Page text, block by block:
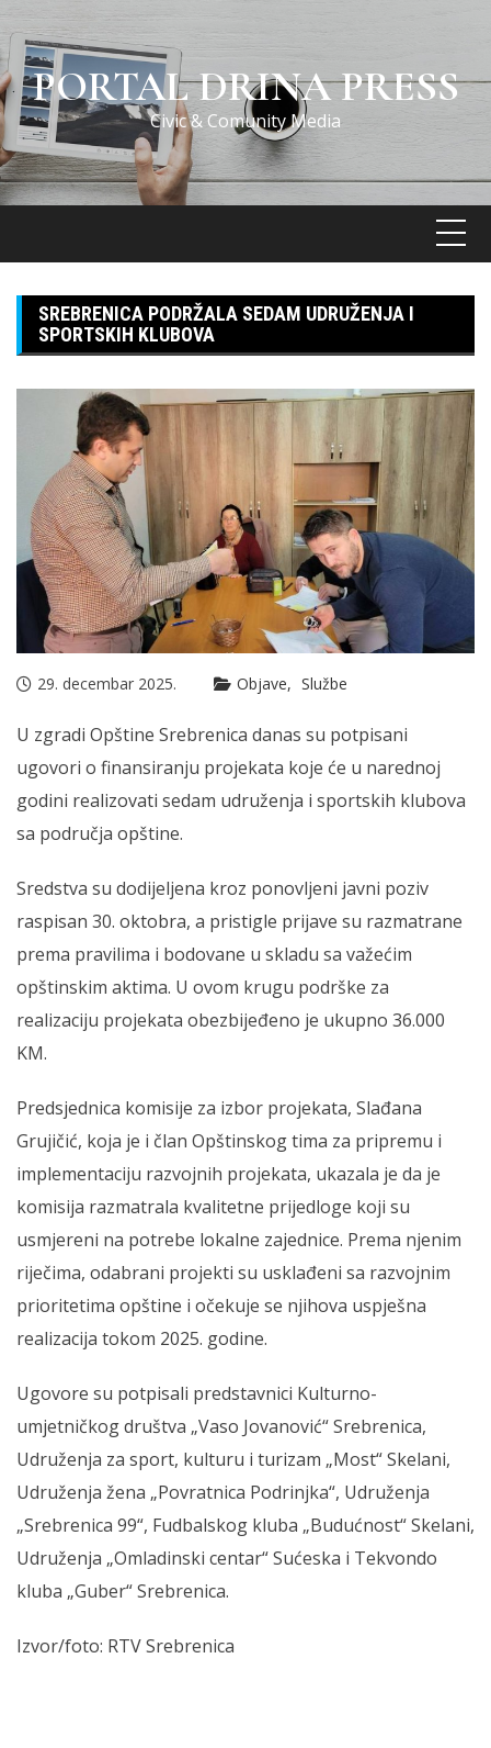
Skip
to
contentPORTAL DRINA PRESS
Civic & Comunity Media
SREBRENICA PODRŽALA SEDAM UDRUŽENJA I
SPORTSKIH KLUBOVA
29. decembar 2025. Objave Službe
U zgradi Opštine Srebrenica danas su potpisani
ugovori o finansiranju projekata koje će u narednoj
godini realizovati sedam udruženja i sportskih klubova
sa područja opštine.
Sredstva su dodijeljena kroz ponovljeni javni poziv
raspisan 30. oktobra, a pristigle prijave su razmatrane
prema pravilima i bodovane u skladu sa važećim
opštinskim aktima. U ovom krugu podrške za
realizaciju projekata obezbijeđeno je ukupno 36.000
KM.
Predsjednica komisije za izbor projekata, Slađana
Grujičić, koja je i član Opštinskog tima za pripremu i
implementaciju razvojnih projekata, ukazala je da je
komisija razmatrala kvalitetne prijedloge koji su
usmjereni na potrebe lokalne zajednice. Prema njenim
riječima, odabrani projekti su usklađeni sa razvojnim
prioritetima opštine i očekuje se njihova uspješna
realizacija tokom 2025. godine.
Ugovore su potpisali predstavnici Kulturno-
umjetničkog društva „Vaso Jovanović“ Srebrenica,
Udruženja za sport, kulturu i turizam „Most“ Skelani,
Udruženja žena „Povratnica Podrinjka“, Udruženja
„Srebrenica 99“, Fudbalskog kluba „Budućnost“ Skelani,
Udruženja „Omladinski centar“ Sućeska i Tekvondo
kluba „Guber“ Srebrenica.
Izvor/foto: RTV Srebrenica